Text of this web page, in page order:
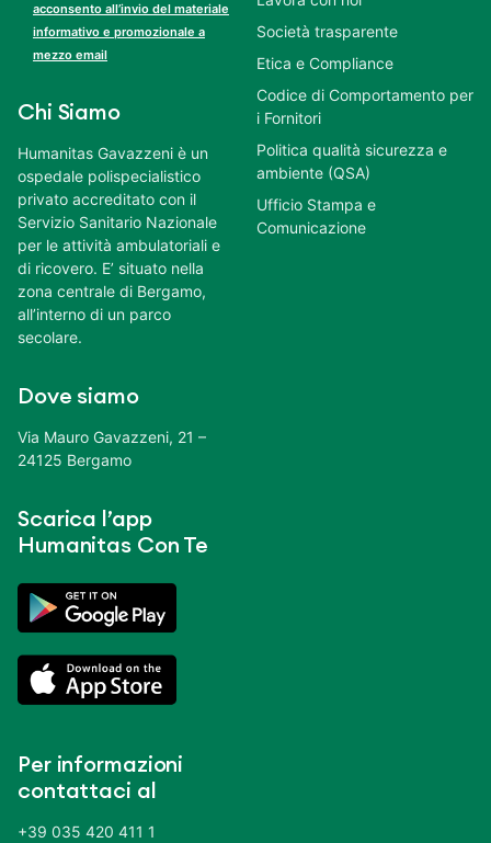
acconsento all’invio del materiale
informativo e promozionale a
mezzo email
Chi Siamo
Humanitas Gavazzeni è un
ospedale polispecialistico
privato accreditato con il
Servizio Sanitario Nazionale
per le attività ambulatoriali e
di ricovero. E’ situato nella
zona centrale di Bergamo,
all’interno di un parco
secolare.
Dove siamo
Via Mauro Gavazzeni, 21 –
24125 Bergamo
Scarica l’app
Humanitas Con Te
Per informazioni
contattaci al
+39 035 420 411 1
Società trasparente
Etica e Compliance
Codice di Comportamento per
i Fornitori
Politica qualità sicurezza e
ambiente (QSA)
Ufficio Stampa e
Comunicazione